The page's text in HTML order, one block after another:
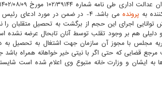
به پرونده می باشد. ۴- در ضمن در مورد ادعای رئیس محترم سازمان سنجش و
اجرای این حجم از برگشت به تحصیل متقلبان را
دلیلی هم بر وجود تقلب توسط آنان تابحال عرضه نشده
مجلس با مجوز آن سازمان جهت اشتغال به تحصیل به
قضایی که حتی اگر با نیتی خیر خواهانه همراه باشد
به ایشان و وزارت خانه متبوع وی اعلام شده است